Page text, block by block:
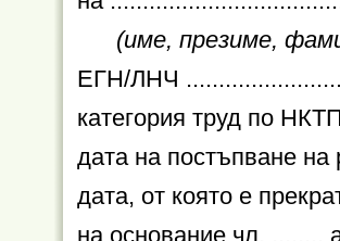
(име, презиме,
ЕГН/ЛНЧ
категория труд по
дата на постъпване
дата, от която е
на основание чл. ........